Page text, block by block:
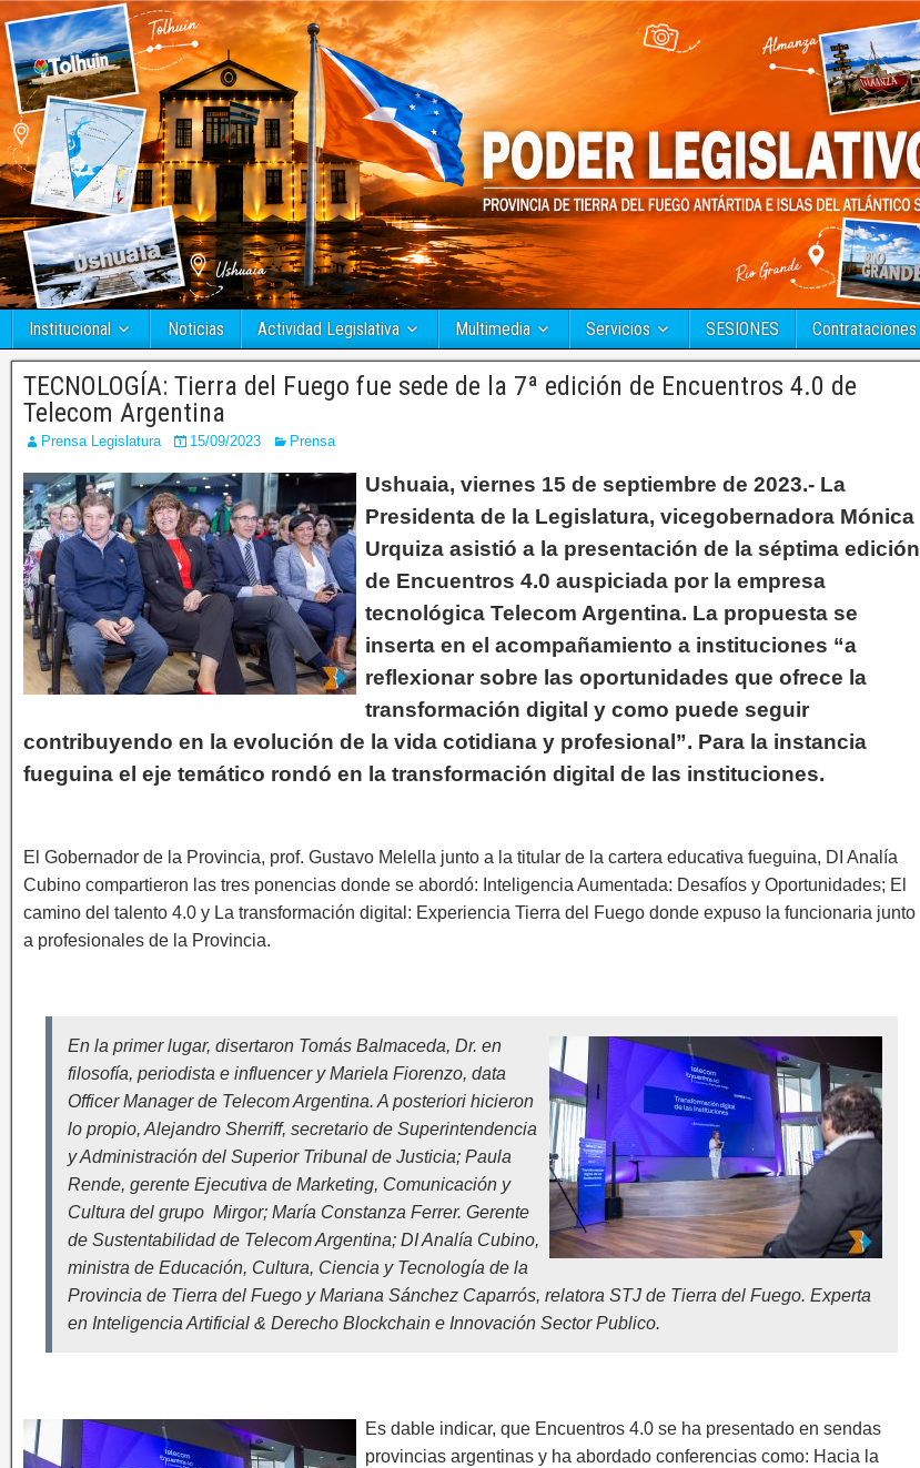
Institucional Noticias Actividad Legislativa Multimedia Servicios SESIONES Contrataciones
TECNOLOGÍA: Tierra del Fuego fue sede de la 7ª edición de Encuentros 4.0 de
Telecom Argentina
Prensa Legislatura 15/09/2023 Prensa
Ushuaia, viernes 15 de septiembre de 2023.- La
Presidenta de la Legislatura, vicegobernadora Mónica
Urquiza asistió a la presentación de la séptima edición
de Encuentros 4.0 auspiciada por la empresa
tecnológica Telecom Argentina. La propuesta se
inserta en el acompañamiento a instituciones “a
reflexionar sobre las oportunidades que ofrece la
transformación digital y como puede seguir
contribuyendo en la evolución de la vida cotidiana y profesional”. Para la instancia
fueguina el eje temático rondó en la transformación digital de las instituciones.
El Gobernador de la Provincia, prof. Gustavo Melella junto a la titular de la cartera educativa fueguina, DI Analía
Cubino compartieron las tres ponencias donde se abordó: Inteligencia Aumentada: Desafíos y Oportunidades; El
camino del talento 4.0 y La transformación digital: Experiencia Tierra del Fuego donde expuso la funcionaria junto
a profesionales de la Provincia.
En la primer lugar, disertaron Tomás Balmaceda, Dr. en
filosofía, periodista e influencer y Mariela Fiorenzo, data
Officer Manager de Telecom Argentina. A posteriori hicieron
lo propio, Alejandro Sherriff, secretario de Superintendencia
y Administración del Superior Tribunal de Justicia; Paula
Rende, gerente Ejecutiva de Marketing, Comunicación y
Cultura del grupo Mirgor; María Constanza Ferrer. Gerente
de Sustentabilidad de Telecom Argentina; DI Analía Cubino,
ministra de Educación, Cultura, Ciencia y Tecnología de la
Provincia de Tierra del Fuego y Mariana Sánchez Caparrós, relatora STJ de Tierra del Fuego. Experta
en Inteligencia Artificial & Derecho Blockchain e Innovación Sector Publico.
Es dable indicar, que Encuentros 4.0 se ha presentado en sendas
provincias argentinas y ha abordado conferencias como: Hacia la